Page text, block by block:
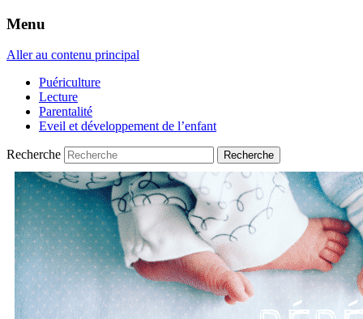
Menu
Aller au contenu principal
Puériculture
Lecture
Parentalité
Eveil et développement de l’enfant
Recherche